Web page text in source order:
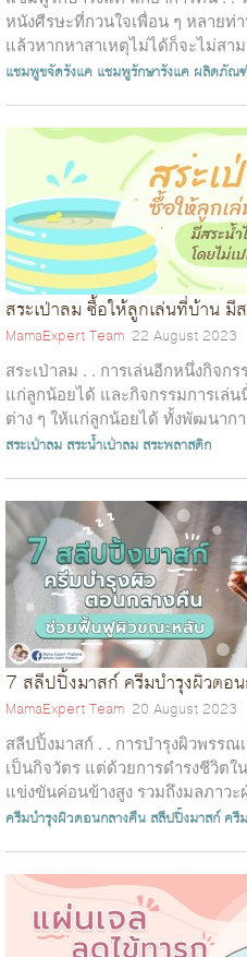
หนังศีรษะที่กวนใจเพื่อน ๆ หลายท่
แล้วหากหาสาเหตุไม่ได้ก็จะไม่สา
เกิ...
แชมพูขจัดรังแค แชมพูรักษารังแค ผลิตภัณ
สระเป่าลม ซื้อให้ลูกเล่นที่บ้าน มี
MamaExpert Team 22 August 2023
สระเป่าลม . . การเล่นอีกหนึ่งกิจ
แก่ลูกน้อยได้ และกิจกรรมการเล่
ต่าง ๆ ให้แก่ลูกน้อยได้ ทั้งพัฒนาก
ของกล้า...
สระเป่าลม สระน้ำเป่าลม สระพลาสติก
7 สลีปปิ้งมาสก์ ครีมบำรุงผิวต
MamaExpert Team 20 August 2023
สลีปปิ้งมาสก์ . . การบำรุงผิวพรรณ
เป็นกิจวัตร แต่ด้วยการดำรงชีวิต
แข่งขันค่อนข้างสูง รวมถึงมลภาว
ครีมบำรุงผิวตอนกลางคืน สลีปปิ้งมาสก์ ครี